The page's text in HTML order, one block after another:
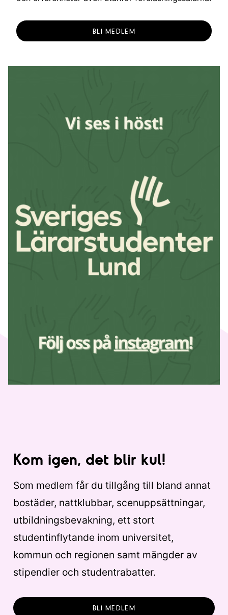
BLI MEDLEM
Kom igen, det blir kul!
Som medlem får du tillgång till bland annat
bostäder, nattklubbar, scenuppsättningar,
utbildningsbevakning, ett stort
studentinflytande inom universitet,
kommun och regionen samt mängder av
stipendier och studentrabatter.
BLI MEDLEM